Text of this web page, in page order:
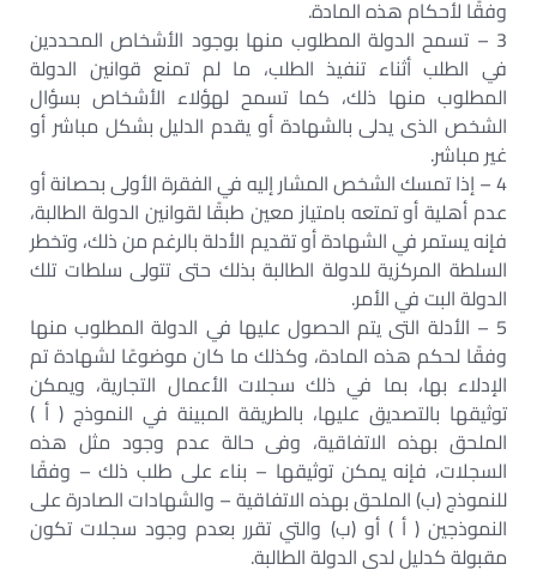
وفقًا لأحكام هذه المادة.
3 – تسمح الدولة المطلوب منها بوجود الأشخاص المحددين
في الطلب أثناء تنفيذ الطلب، ما لم تمنع قوانين الدولة
المطلوب منها ذلك، كما تسمح لهؤلاء الأشخاص بسؤال
الشخص الذى يدلى بالشهادة أو يقدم الدليل بشكل مباشر أو
غير مباشر.
4 – إذا تمسك الشخص المشار إليه في الفقرة الأولى بحصانة أو
عدم أهلية أو تمتعه بامتياز معين طبقًا لقوانين الدولة الطالبة،
فإنه يستمر في الشهادة أو تقديم الأدلة بالرغم من ذلك، وتخطر
السلطة المركزية للدولة الطالبة بذلك حتى تتولى سلطات تلك
الدولة البت في الأمر.
5 – الأدلة التى يتم الحصول عليها في الدولة المطلوب منها
وفقًا لحكم هذه المادة، وكذلك ما كان موضوعًا لشهادة تم
الإدلاء بها، بما في ذلك سجلات الأعمال التجارية، ويمكن
توثيقها بالتصديق عليها، بالطريقة المبينة في النموذج ( أ )
الملحق بهذه الاتفاقية، وفى حالة عدم وجود مثل هذه
السجلات، فإنه يمكن توثيقها – بناء على طلب ذلك – وفقًا
للنموذج (ب) الملحق بهذه الاتفاقية – والشهادات الصادرة على
النموذجين ( أ ) أو (ب) والتي تقرر بعدم وجود سجلات تكون
مقبولة كدليل لدى الدولة الطالبة.